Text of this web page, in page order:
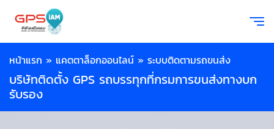
หน้าแรก » แคตตาล็อกออนไลน์ » ระบบติดตามรถขนส่ง
บริษัทติดตั้ง GPS รถบรรทุกที่กรมการขนส่งทางบก
รับรอง